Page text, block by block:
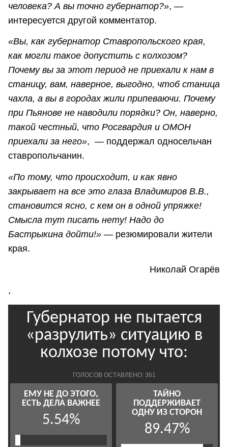
человека? А вы точно губернатор?», —
интересуется другой комментатор.
«Вы, как губернатор Ставропольского края,
как могли такое допустить с колхозом?
Почему вы за этот период не приехали к нам в
станицу, вам, наверное, выгодно, чтоб станица
чахла, а вы в городах жили припеваючи. Почему
при Пьянове не наводили порядки? Он, наверно,
такой честный, что Росгвардия и ОМОН
приехали за него», — поддержал односельчан
ставропольчанин.
«По тому, что происходит, и как явно
закрывает на все это глаза Владимиров В.В.,
становится ясно, с кем он в одной упряжке!
Смысла тут писать нету! Надо до
Бастрыкина дойти!» — резюмировали жители
края.
Николай Огарёв
,